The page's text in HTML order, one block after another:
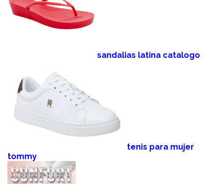
sandalias latina catalogo
tenis para mujer
tommy